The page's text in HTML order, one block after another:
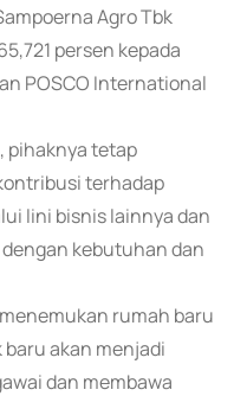
Agro Tbk
persen kepada
POSCO International
pihaknya tetap
terhadap
lini bisnis lainnya dan
kebutuhan dan
rumah baru
baru akan menjadi
dan membawa